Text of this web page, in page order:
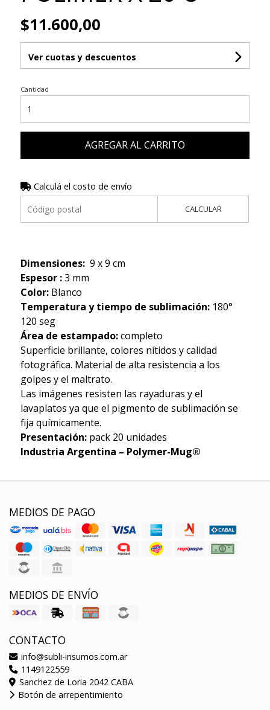
$11.600,00
Ver cuotas y descuentos
Cantidad
AGREGAR AL CARRITO
Calculá el costo de envío
CALCULAR
Dimensiones:9 x 9 cm
Espesor :3 mm
Color:Blanco
Temperatura y tiempo de sublimación: 180°
120 seg
Área de estampado:completo
Superficie brillante, colores nítidos y calidad
fotográfica. Material de alta resistencia a los
golpes y el maltrato.
Las imágenes resisten las rayaduras y el
lavaplatos ya que el pigmento de sublimación se
fija químicamente.
Presentación:pack 20 unidades
Industria Argentina – Polymer-Mug®
MEDIOS DE PAGO
MEDIOS DE ENVÍO
CONTACTO
info@subli-insumos.com.ar
1149122559
Sanchez de Loria 2042 CABA
Botón de arrepentimiento